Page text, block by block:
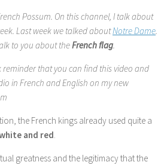
Possum. On this channel, I talk about
Last week we talked aboutNotre Dame.
to you about theFrench flag.
that you can find this video and
in French and English on my new
the French kings already used quite a
and red.
greatness and the legitimacy that the